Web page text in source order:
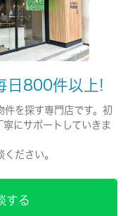
日800件以上!
を探す専門店です。初
にサポートしていきま
ださい。
する